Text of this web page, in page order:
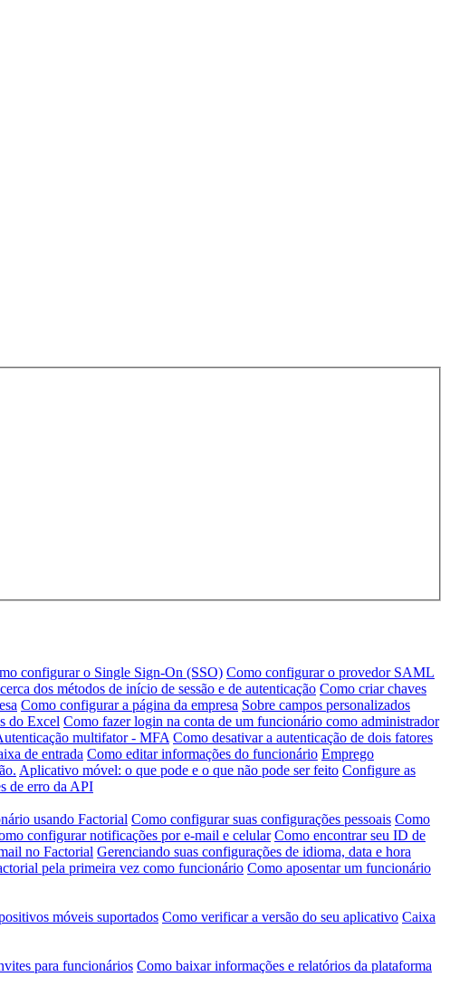
configurar o Single Sign-On (SSO) Como configurar o provedor SAML
dos métodos de início de sessão e de autenticação Como criar chaves
Como configurar a página da empresa Sobre campos personalizados
do Excel Como fazer login na conta de um funcionário como administrador
multifator - MFA Como desativar a autenticação de dois fatores
de entrada Como editar informações do funcionário Emprego
Aplicativo móvel: o que pode e o que não pode ser feito Configure as
de erro da API
usando Factorial Como configurar suas configurações pessoais Como
configurar notificações por e-mail e celular Como encontrar seu ID de
no Factorial Gerenciando suas configurações de idioma, data e hora
pela primeira vez como funcionário Como aposentar um funcionário
móveis suportados Como verificar a versão do seu aplicativo Caixa
para funcionários Como baixar informações e relatórios da plataforma